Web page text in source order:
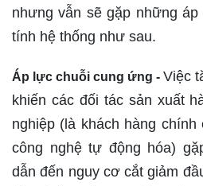
nhưng vẫn sẽ gặp những
tính hệ thống như sau.
Áp lực chuỗi cung ứng - Việc
khiến các đối tác sản xuất
nghiệp (là khách hàng chính
công nghệ tự động hóa)
dẫn đến nguy cơ cắt giảm